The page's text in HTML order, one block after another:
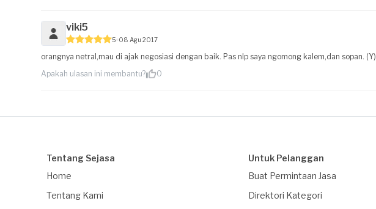
viki5
5 08 Agu 2017
orangnya netral,mau di ajak negosiasi dengan baik. Pas nlp saya ngomong kalem,dan sopan. (Y)
Apakah ulasan ini membantu?
0
Tentang Sejasa
Home
Tentang Kami
Untuk Pelanggan
Buat Permintaan Jasa
Direktori Kategori